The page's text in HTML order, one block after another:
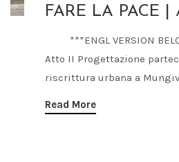
FARE LA PACE |
***ENGL VERSION
Atto II Progettazione
riscrittura urbana a
Read More